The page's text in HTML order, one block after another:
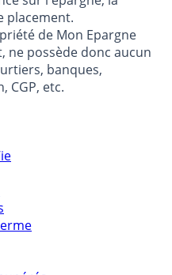
en ligne depuis 2001.
sur l'épargne, la
placement.
de Mon Epargne
possède donc aucun
etc.